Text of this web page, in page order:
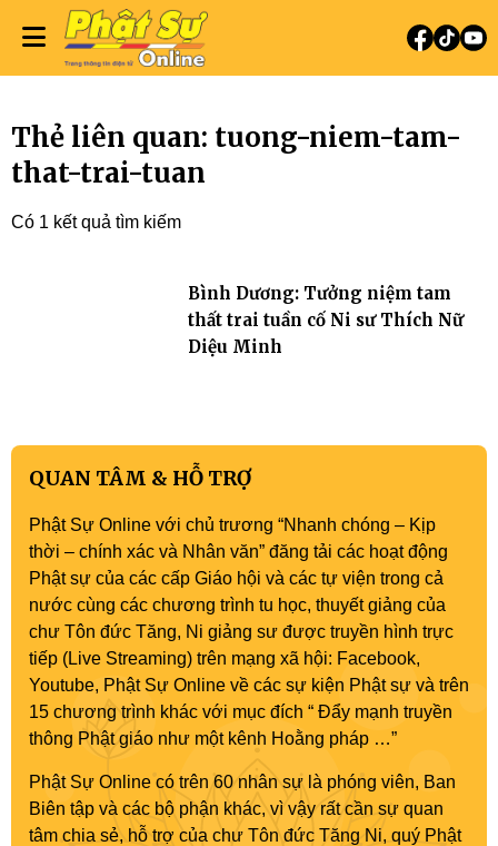
Thẻ liên quan: tuong-niem-tam-
that-trai-tuan
Có 1 kết quả tìm kiếm
Bình Dương: Tưởng niệm tam
thất trai tuần cố Ni sư Thích Nữ
Diệu Minh
QUAN TÂM & HỖ TRỢ
Phật Sự Online với chủ trương “Nhanh chóng – Kịp
thời – chính xác và Nhân văn” đăng tải các hoạt động
Phật sự của các cấp Giáo hội và các tự viện trong cả
nước cùng các chương trình tu học, thuyết giảng của
chư Tôn đức Tăng, Ni giảng sư được truyền hình trực
tiếp (Live Streaming) trên mạng xã hội: Facebook,
Youtube, Phật Sự Online về các sự kiện Phật sự và trên
15 chương trình khác với mục đích “ Đẩy mạnh truyền
thông Phật giáo như một kênh Hoằng pháp …”
Phật Sự Online có trên 60 nhân sự là phóng viên, Ban
Biên tập và các bộ phận khác, vì vậy rất cần sự quan
tâm chia sẻ, hỗ trợ của chư Tôn đức Tăng Ni, quý Phật